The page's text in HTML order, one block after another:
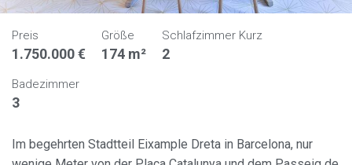
Preis
1.750.000 €
Größe
174 m²
Schlafzimmer Kurz
2
Badezimmer
3
Im begehrten Stadtteil Eixample Dreta in Barcelona, nur